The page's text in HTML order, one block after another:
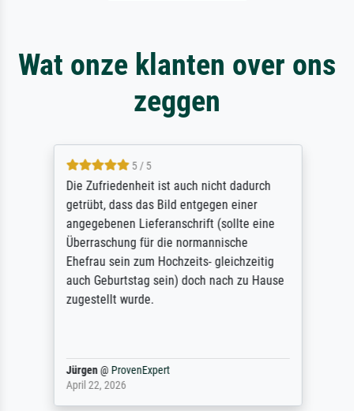
Wat onze klanten over ons
zeggen
5 / 5
Die Zufriedenheit ist auch nicht dadurch
getrübt, dass das Bild entgegen einer
angegebenen Lieferanschrift (sollte eine
Überraschung für die normannische
Ehefrau sein zum Hochzeits- gleichzeitig
auch Geburtstag sein) doch nach zu Hause
zugestellt wurde.
Jürgen@ ProvenExpert
April 22, 2026